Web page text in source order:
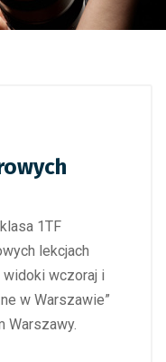
1TF
lekcjach
widoki wczoraj i
w Warszawie”
Warszawy.